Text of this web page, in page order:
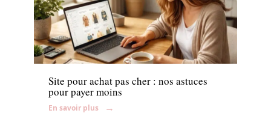
Shopping
Site pour achat pas cher : nos astuces
pour payer moins
En savoir plus